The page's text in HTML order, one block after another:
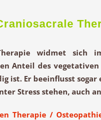
widmet sich
Anteil des
ist. Er beeinflusst sogar
Stress stehen, auch an
Therapie /